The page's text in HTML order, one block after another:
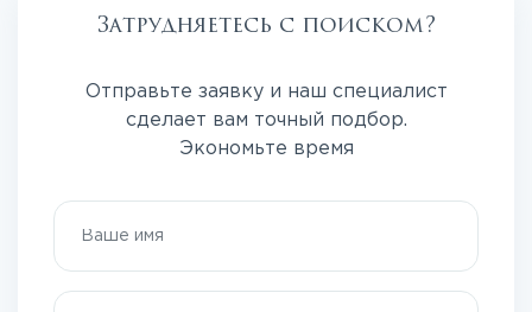
Затрудняетесь с поиском?
Отправьте заявку и наш специалист
сделает вам точный подбор.
Экономьте время